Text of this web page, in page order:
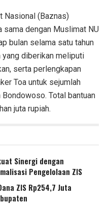
Nasional (Baznas)
sama dengan Muslimat NU
bulan selama satu tahun
yang diberikan meliputi
serta perlengkapan
Toa untuk sejumlah
Total bantuan
juta rupiah.
Sinergi dengan
Pengelolaan ZIS
ZIS Rp254,7 Juta